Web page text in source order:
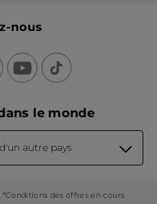
nous
le monde
autre pays
*Conditions des offres en cours